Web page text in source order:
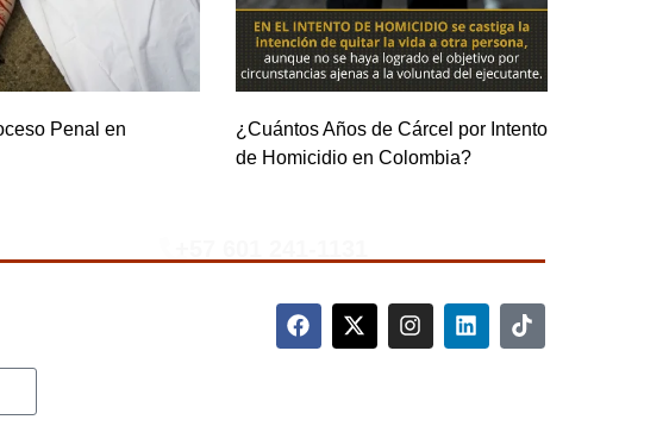
Penal en
¿Cuántos Años de Cárcel por Intento
de Homicidio en Colombia?